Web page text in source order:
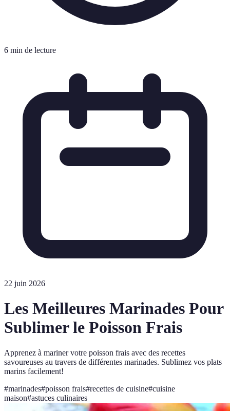
6 min de lecture
22 juin 2026
Les Meilleures Marinades Pour
Sublimer le Poisson Frais
Apprenez à mariner votre poisson frais avec des recettes
savoureuses au travers de différentes marinades. Sublimez vos plats
marins facilement!
#marinades#poisson frais#recettes de cuisine#cuisine
maison#astuces culinaires